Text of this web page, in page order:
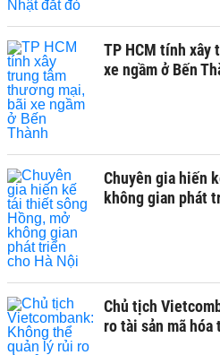
TP HCM tính xây
xe ngầm ở Bến
Chuyên gia hiến
không gian phát
Chủ tịch
ro tài sản mã